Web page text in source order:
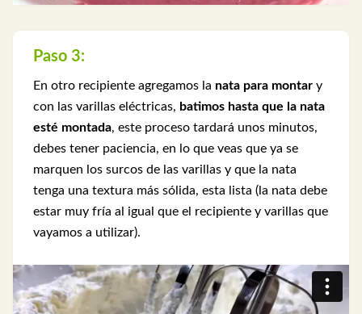
Paso 3:
En otro recipiente agregamos la nata para montar y
con las varillas eléctricas, batimos hasta que la nata
esté montada, este proceso tardará unos minutos,
debes tener paciencia, en lo que veas que ya se
marquen los surcos de las varillas y que la nata
tenga una textura más sólida, esta lista (la nata debe
estar muy fría al igual que el recipiente y varillas que
vayamos a utilizar).